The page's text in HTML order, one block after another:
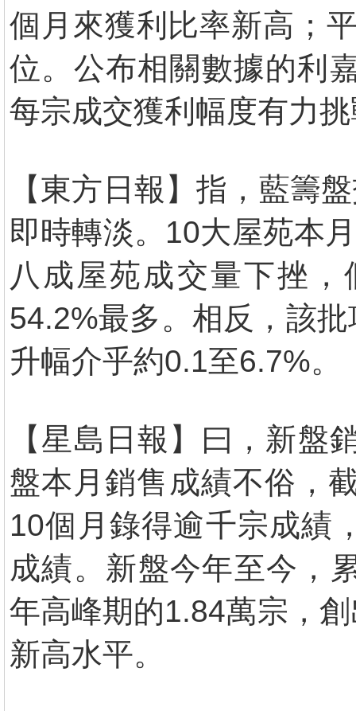
個月來獲利比率新高；
位。公布相關數據的利
每宗成交獲利幅度有力
【東方日報】指，藍籌
即時轉淡。10大屋苑本
八成屋苑成交量下挫
54.2%最多。相反，該
升幅介乎約0.1至6.7%。
【星島日報】曰，新盤
盤本月銷售成績不俗，
10個月錄得逾千宗成績
成績。新盤今年至今，
年高峰期的1.84萬宗，
新高水平。